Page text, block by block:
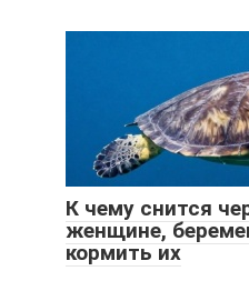
К чему снится
женщине,
кормить их